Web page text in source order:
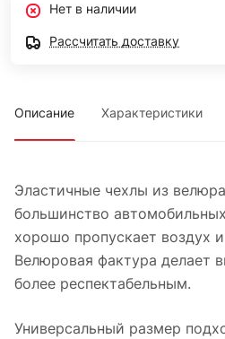
Нет в наличии
Рассчитать доставку
Описание Характеристики
Эластичные чехлы из
большинство
хорошо пропускает воздух и
Велюровая фактура делает
более респектабельным.
Универсальный размер